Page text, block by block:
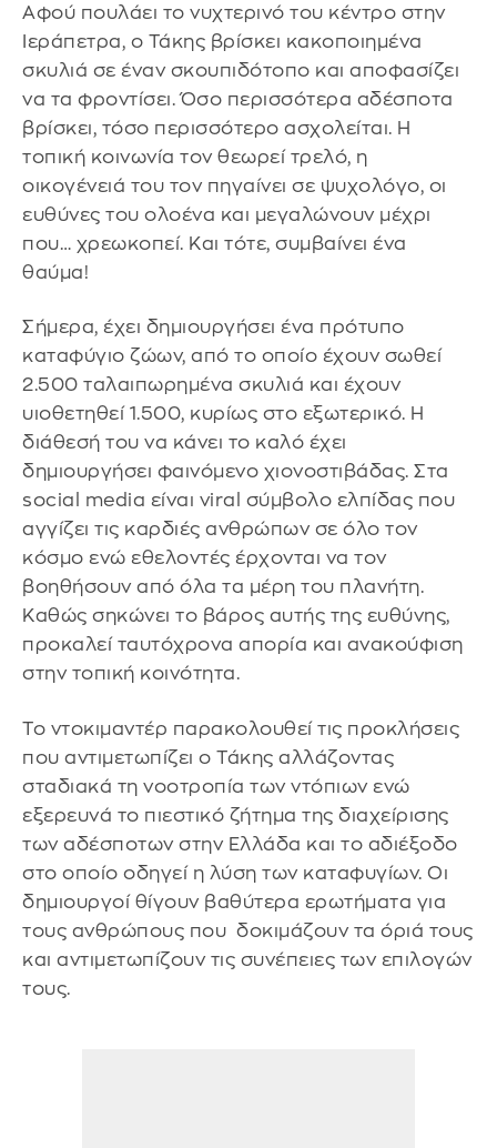
Αφού πουλάει το νυχτερινό του κέντρο στην
Ιεράπετρα, ο Τάκης βρίσκει κακοποιημένα
σκυλιά σε έναν σκουπιδότοπο και αποφασίζει
να τα φροντίσει. Όσο περισσότερα αδέσποτα
βρίσκει, τόσο περισσότερο ασχολείται. Η
τοπική κοινωνία τον θεωρεί τρελό, η
οικογένειά του τον πηγαίνει σε ψυχολόγο, οι
ευθύνες του ολοένα και μεγαλώνουν μέχρι
που… χρεωκοπεί. Και τότε, συμβαίνει ένα
θαύμα!
Σήμερα, έχει δημιουργήσει ένα πρότυπο
καταφύγιο ζώων, από το οποίο έχουν σωθεί
2.500 ταλαιπωρημένα σκυλιά και έχουν
υιοθετηθεί 1.500, κυρίως στο εξωτερικό. Η
διάθεσή του να κάνει το καλό έχει
δημιουργήσει φαινόμενο χιονοστιβάδας. Στα
social media είναι viral σύμβολο ελπίδας που
αγγίζει τις καρδιές ανθρώπων σε όλο τον
κόσμο ενώ εθελοντές έρχονται να τον
βοηθήσουν από όλα τα μέρη του πλανήτη.
Καθώς σηκώνει το βάρος αυτής της ευθύνης,
προκαλεί ταυτόχρονα απορία και ανακούφιση
στην τοπική κοινότητα.
Το ντοκιμαντέρ παρακολουθεί τις προκλήσεις
που αντιμετωπίζει ο Τάκης αλλάζοντας
σταδιακά τη νοοτροπία των ντόπιων ενώ
εξερευνά το πιεστικό ζήτημα της διαχείρισης
των αδέσποτων στην Ελλάδα και το αδιέξοδο
στο οποίο οδηγεί η λύση των καταφυγίων. Οι
δημιουργοί θίγουν βαθύτερα ερωτήματα για
τους ανθρώπους που δοκιμάζουν τα όριά τους
και αντιμετωπίζουν τις συνέπειες των επιλογών
τους.